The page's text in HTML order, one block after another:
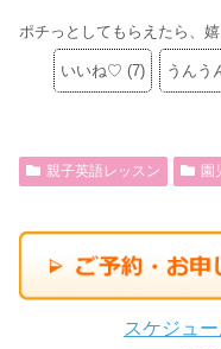
ポチっとしてもらえたら、
いいね♡ (7) うんう
親子英語レッスン 園
スケジュ